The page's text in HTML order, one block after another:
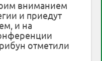
вниманием
и приедут
и на
отметили